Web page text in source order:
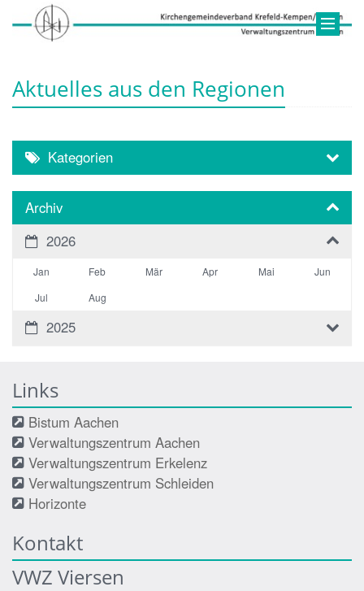
Aktuelles aus den Regionen
Kategorien
Archiv
2026
Jan Feb Mär Apr Mai
Jun
Jul
Aug
2025
Links
Bistum Aachen
Verwaltungszentrum Aachen
Verwaltungszentrum Erkelenz
Verwaltungszentrum Schleiden
Horizonte
Kontakt
VWZ Viersen